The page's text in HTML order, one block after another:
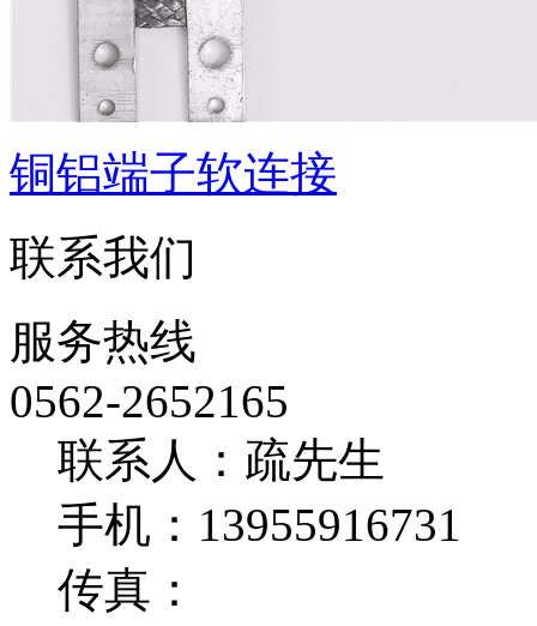
铜铝端子软连接
联系我们
服务热线
0562-2652165
联系人：疏先生
手机：13955916731
传真：